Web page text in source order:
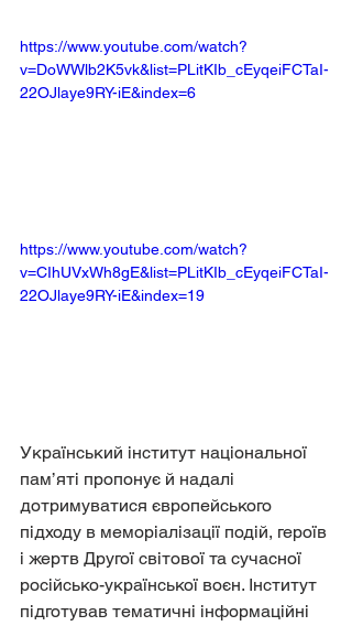
https://www.youtube.com/watch?
v=DoWWlb2K5vk&list=PLitKIb_cEyqeiFCTaI-
22OJlaye9RY-iE&index=6
https://www.youtube.com/watch?
v=CIhUVxWh8gE&list=PLitKIb_cEyqeiFCTaI-
22OJlaye9RY-iE&index=19
Український інститут національної
пам’яті пропонує й надалі
дотримуватися європейського
підходу в меморіалізації подій, героїв
і жертв Другої світової та сучасної
російсько-української воєн. Інститут
підготував тематичні інформаційні